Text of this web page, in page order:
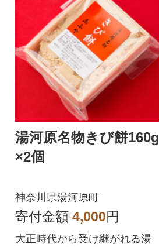
湯河原名物きび餅160g
×2個
神奈川県湯河原町
寄付金額 4,000円
大正時代から受け継がれる湯